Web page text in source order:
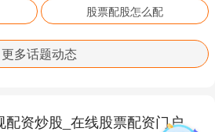
股票配股怎么配
更多话题动态
资炒股_在线股票配资门户